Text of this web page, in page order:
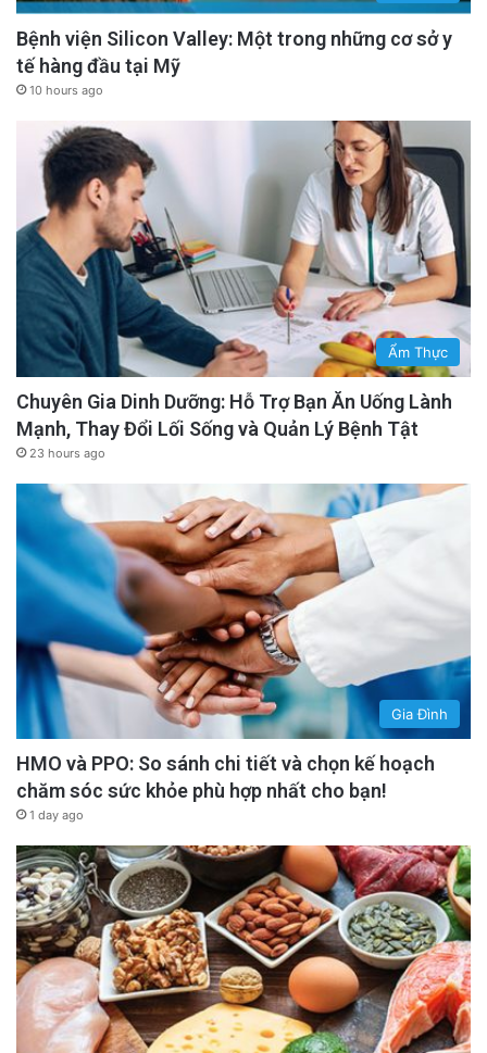
Bệnh viện Silicon Valley: Một trong những cơ sở y
tế hàng đầu tại Mỹ
10 hours ago
Ẩm Thực
Chuyên Gia Dinh Dưỡng: Hỗ Trợ Bạn Ăn Uống Lành
Mạnh, Thay Đổi Lối Sống và Quản Lý Bệnh Tật
23 hours ago
Gia Đình
HMO và PPO: So sánh chi tiết và chọn kế hoạch
chăm sóc sức khỏe phù hợp nhất cho bạn!
1 day ago